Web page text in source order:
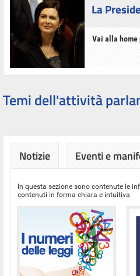
La
Vai alla
Temi dell'attività
Notizie Eventi e
In questa sezione sono contenute le
contenuti in forma chiara e intuitiva